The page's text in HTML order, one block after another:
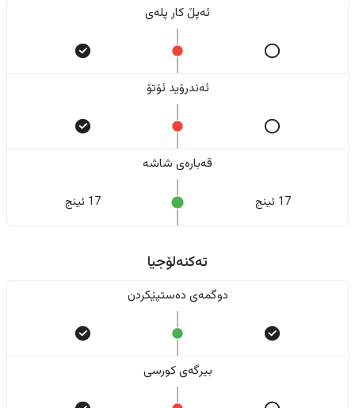
ئەپڵ کار پلەی
ئەندرۆید ئۆتۆ
قەبارەی شاشە
17 ئینج 17 ئینج
تەکنەلۆجیا
دوگمەی دەستپێکردن
بیرگەی کورسی